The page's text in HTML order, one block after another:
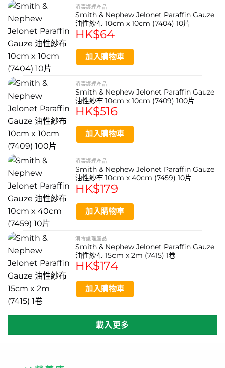
消毒護理產品
Smith & Nephew Jelonet Paraffin Gauze
油性紗布 10cm x 10cm (7404) 10片
HK$64
加入購物車
消毒護理產品
Smith & Nephew Jelonet Paraffin Gauze
油性紗布 10cm x 10cm (7409) 100片
HK$516
加入購物車
消毒護理產品
Smith & Nephew Jelonet Paraffin Gauze
油性紗布 10cm x 40cm (7459) 10片
HK$179
加入購物車
消毒護理產品
Smith & Nephew Jelonet Paraffin Gauze
油性紗布 15cm x 2m (7415) 1卷
HK$174
加入購物車
載入更多